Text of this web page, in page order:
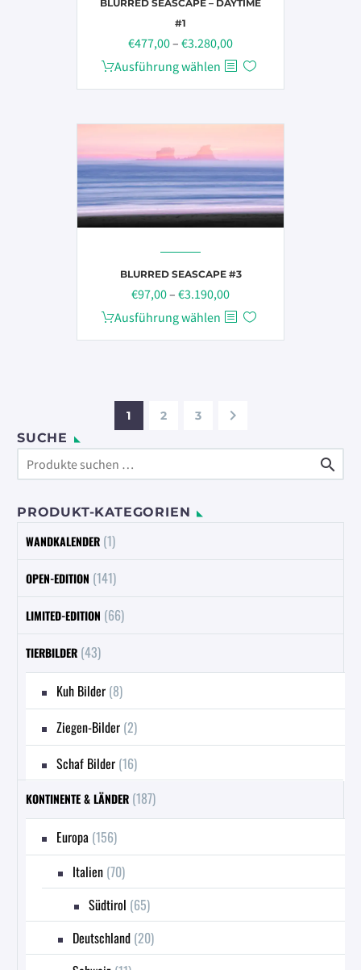
Produktseite
gewählt
werden
BLURRED SEASCAPE – DAYTIME
#1
€477,00– €3.280,00Preisspanne:
€477,00
Ausführung wählen
Dieses
Produkt
mehrere
Varianten
auf.
Die
Optionen
können
der
Produktseite
werden
BLURRED SEASCAPE #3
€97,00– €3.190,00Preisspanne:
€97,00
Ausführung wählen
Dieses
Produkt
auf.
können
der
1 2 3
SUCHE

PRODUKT-KATEGORIEN
WANDKALENDER (1)
OPEN-EDITION (141)
LIMITED-EDITION (66)
TIERBILDER (43)
Kuh Bilder (8)
Ziegen-Bilder (2)
Schaf Bilder (16)
KONTINENTE & LÄNDER (187)
Europa (156)
Italien (70)
Südtirol (65)
Deutschland (20)